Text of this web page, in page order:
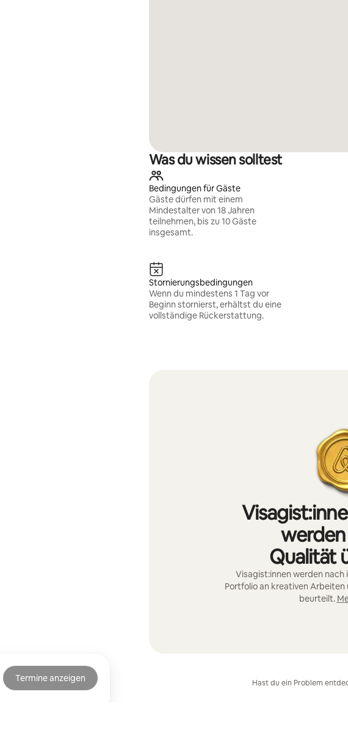
Termine anzeigen
Was du wissen solltest
Bedingungen für Gäste
Gäste dürfen mit einem
Mindestalter von 18 Jahren
teilnehmen, bis zu 10 Gäste
insgesamt.
Stornierungsbedingungen
Wenn du mindestens 1 Tag vor
Beginn stornierst, erhältst du eine
vollständige Rückerstattung.
Qualität
Visagist:innen werden nach
Portfolio an kreativen
beurteilt.
Hast du ein Problem